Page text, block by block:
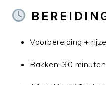
Voorbereiding +
Bakken: 30 minuten